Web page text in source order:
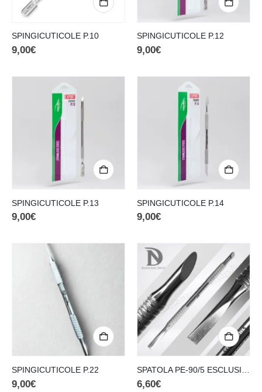
SPINGICUTICOLE P.10
9,00€
SPINGICUTICOLE P.12
9,00€
SPINGICUTICOLE P.13
9,00€
SPINGICUTICOLE P.14
9,00€
SPINGICUTICOLE P.22
9,00€
SPATOLA PE-90/5 ESCLUSIVA DIANA NAILS
6,60€